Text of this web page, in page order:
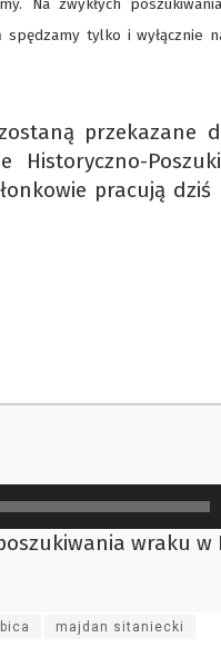
Na zwykłych
tylko i wyłącznie
przekazane
pracują
wraku w
majdan sitaniecki